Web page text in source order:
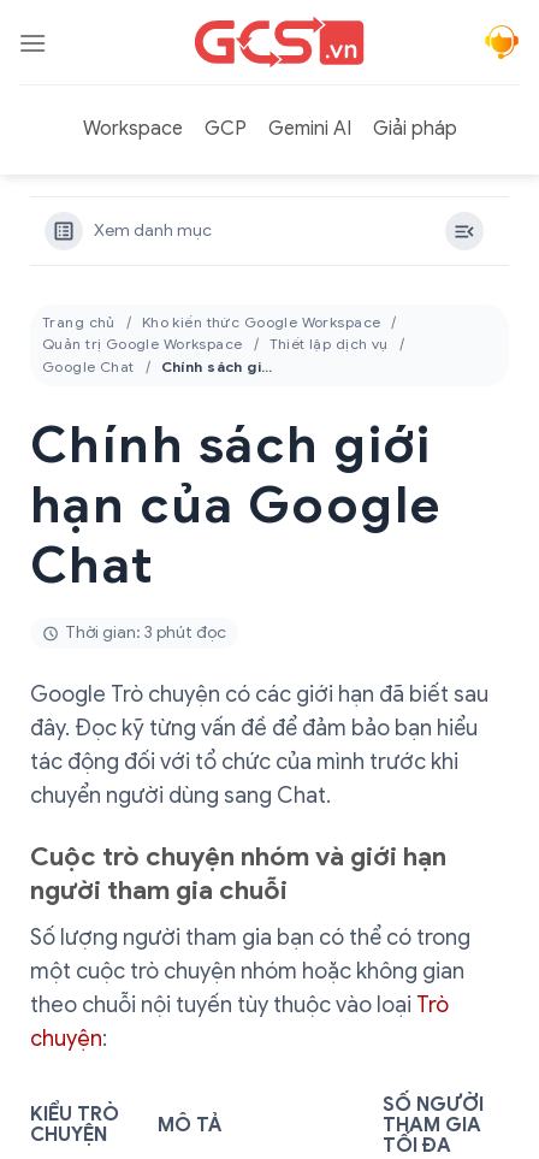
qua
Workspace
GCP Gemini AI Giải pháp
Xem danh mục
Trang chủ
Kho kiến thức Google Workspace
Quản trị Google Workspace
Thiết lập dịch vụ
Google Chat
Chính sách giới hạn của Google Chat
Chính sách giới
hạn của Google
Chat
Thời gian: 3 phút đọc
Google Trò chuyện có các giới hạn đã biết sau
đây. Đọc kỹ từng vấn đề để đảm bảo bạn hiểu
tác động đối với tổ chức của mình trước khi
chuyển người dùng sang Chat.
Cuộc trò chuyện nhóm và giới hạn
người tham gia chuỗi
Số lượng người tham gia bạn có thể có trong
một cuộc trò chuyện nhóm hoặc không gian
theo chuỗi nội tuyến tùy thuộc vào loại Trò
chuyện:
KIỂU TRÒ
CHUYỆN
MÔ TẢ
SỐ NGƯỜI
THAM GIA
TỐI ĐA